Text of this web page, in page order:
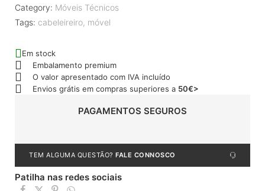
Category: Móveis Técnicos
Tags: cabeleireiro, móvel
Em stock
Embalamento premium
O valor apresentado com IVA incluído
Envios grátis em compras superiores a 50€>
PAGAMENTOS SEGUROS
TEM ALGUMA QUESTÃO? FALE CONNOSCO
Patilha nas redes sociais